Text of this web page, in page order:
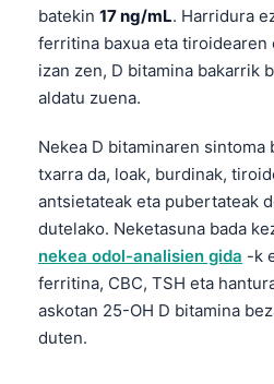
batekin 17 ng/mL. Harridura
ferritina baxua eta tiroidearen
izan zen, D bitamina bakarrik
aldatu zuena.
Nekea D bitaminaren sintoma
txarra da, loak, burdinak,
antsietateak eta pubertateak
dutelako. Neketasuna bada
nekea odol-analisien gida -k
ferritina, CBC, TSH eta
askotan 25-OH D bitamina
duten.
Lietuvių kalba
Polski
한국어
Slovenščina
Magyar
বাংলা
اردو
मराठी